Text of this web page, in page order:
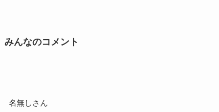
みんなのコメント
名無しさん